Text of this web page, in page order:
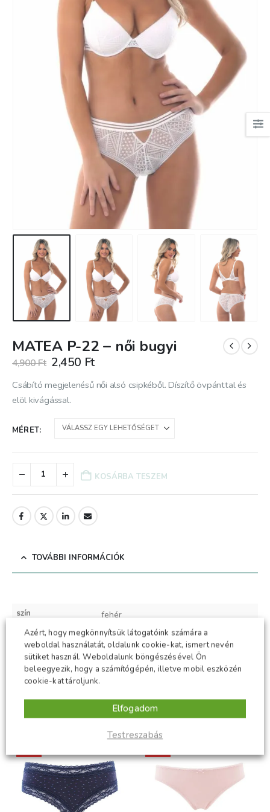
MATEA P-22 – női bugyi
4,900Ft Original
price
was:
4,900 Ft.
2,450 FtCurrent
is:
Csábító megjelenésű női alsó csipkéből. Díszítő övpánttal és
elöl kivágással.
MÉRET
KOSÁRBA TESZEM
TOVÁBBI INFORMÁCIÓK
szín fehér
méret S,M,L ,XL
anyagösszetétel E – 88 % poliamid, 12 % elasztán
KAPCSOLÓDÓ TERMÉKEK
Azért, hogy megkönnyítsük látogatóink számára a
weboldal használatát, oldalunk cookie-kat, ismert nevén
sütiket használ. Weboldalunk böngészésével Ön
beleegyezik, hogy a számítógépén, illetve mobil eszközén
cookie-kat tároljunk.
Testreszabás
Elfogadom